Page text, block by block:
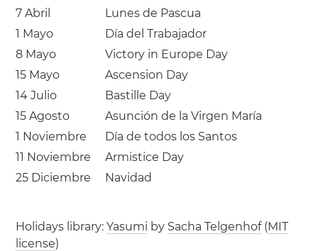
7 Abril
Lunes de Pascua
1 Mayo
Día del Trabajador
8 Mayo
Victory in Europe Day
15 Mayo
Ascension Day
14 Julio
Bastille Day
15 Agosto
Asunción de la Virgen María
1 Noviembre
Día de todos los Santos
11 Noviembre
Armistice Day
25 Diciembre
Navidad
Holidays library:Yasumi by Sacha Telgenhof(MIT
license)